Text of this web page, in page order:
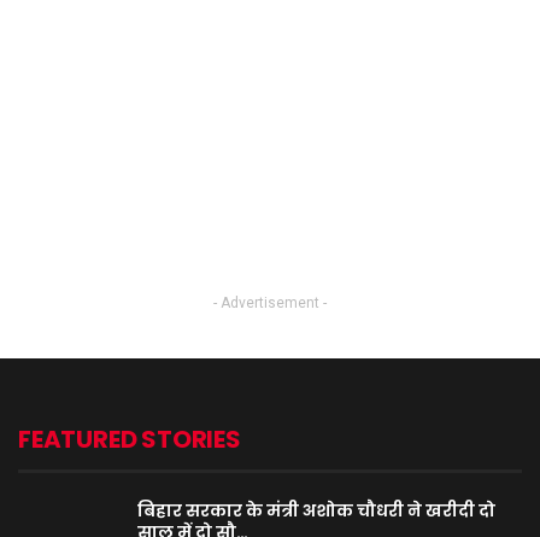
- Advertisement -
FEATURED STORIES
बिहार सरकार के मंत्री अशोक चौधरी ने खरीदी दो
साल में दो सौ…